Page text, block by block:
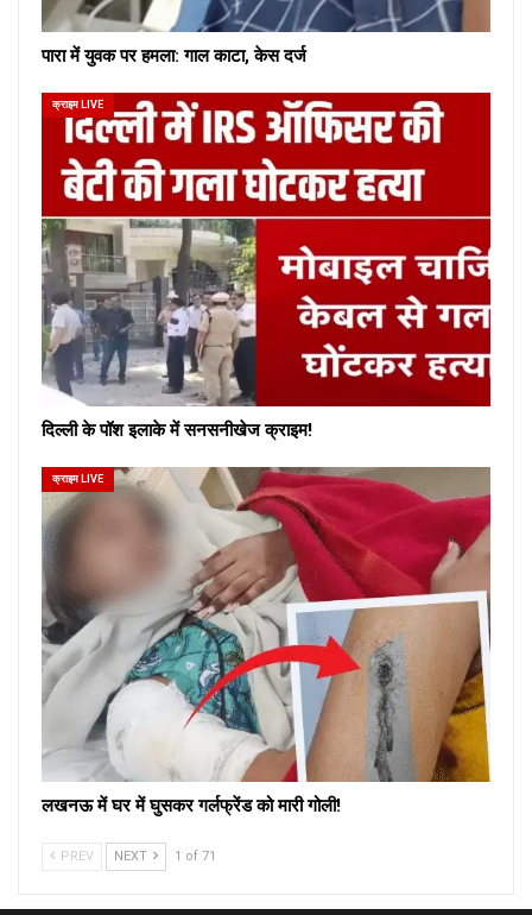
पारा में युवक पर हमला: गाल काटा, केस दर्ज
क्राइम LIVE
दिल्ली के पॉश इलाके में सनसनीखेज क्राइम!
क्राइम LIVE
लखनऊ में घर में घुसकर गर्लफ्रेंड को मारी गोली!
PREV NEXT 1 of 71